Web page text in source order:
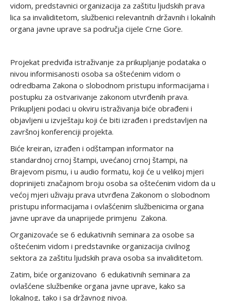
vidom, predstavnici organizacija za zaštitu ljudskih prava
lica sa invaliditetom, službenici relevantnih državnih i lokalnih
organa javne uprave sa područja cijele Crne Gore.
Projekat predviđa istraživanje za prikupljanje podataka o
nivou informisanosti osoba sa oštećenim vidom o
odredbama Zakona o slobodnom pristupu informacijama i
postupku za ostvarivanje zakonom utvrđenih prava.
Prikupljeni podaci u okviru istraživanja biće obrađeni i
objavljeni u izvještaju koji će biti izrađen i predstavljen na
završnoj konferenciji projekta.
Biće kreiran, izrađen i odštampan informator na
standardnoj crnoj štampi, uvećanoj crnoj štampi, na
Brajevom pismu, i u audio formatu, koji će u velikoj mjeri
doprinijeti značajnom broju osoba sa oštećenim vidom da u
većoj mjeri uživaju prava utvrđena Zakonom o slobodnom
pristupu informacijama i ovlašćenim službenicima organa
javne uprave da unaprijede primjenu Zakona.
Organizovaće se 6 edukativnih seminara za osobe sa
oštećenim vidom i predstavnike organizacija civilnog
sektora za zaštitu ljudskih prava osoba sa invaliditetom.
Zatim, biće organizovano 6 edukativnih seminara za
ovlašćene službenike organa javne uprave, kako sa
lokalnog, tako i sa državnog nivoa.